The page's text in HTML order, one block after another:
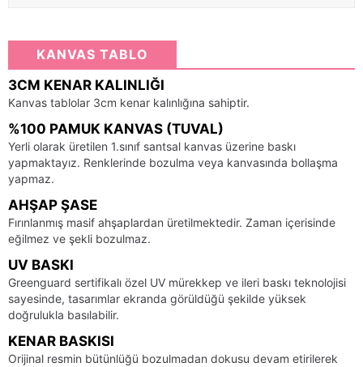
KANVAS TABLO
3CM KENAR KALINLIĞI
Kanvas tablolar 3cm kenar kalınlığına sahiptir.
%100 PAMUK KANVAS (TUVAL)
Yerli olarak üretilen 1.sınıf santsal kanvas üzerine baskı
yapmaktayız. Renklerinde bozulma veya kanvasında bollaşma
yapmaz.
AHŞAP ŞASE
Fırınlanmış masif ahşaplardan üretilmektedir. Zaman içerisinde
eğilmez ve şekli bozulmaz.
UV BASKI
Greenguard sertifikalı özel UV mürekkep ve ileri baskı teknolojisi
sayesinde, tasarımlar ekranda görüldüğü şekilde yüksek
doğrulukla basılabilir.
KENAR BASKISI
Orijinal resmin bütünlüğü bozulmadan dokusu devam etirilerek